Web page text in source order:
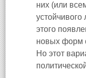
них (или
устойчивого
этого
новых форм
Но этот